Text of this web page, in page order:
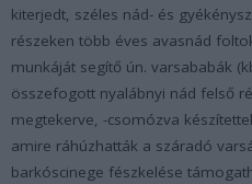
kiterjedt, széles nád- és
részeken több éves avasnád
munkáját segítő ún. varsababák
összefogott nyalábnyi nád felső
megtekerve, -csomózva
amire ráhúzhatták a száradó
barkóscinege fészkelése